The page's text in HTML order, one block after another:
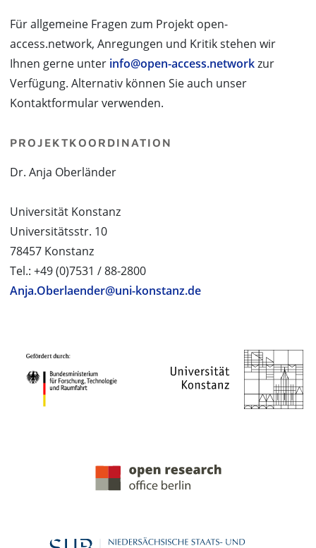
Für allgemeine Fragen zum Projekt open-
access.network, Anregungen und Kritik stehen wir
Ihnen gerne unter info@open-access.networkzur
Verfügung. Alternativ können Sie auch unser
Kontaktformular verwenden.
PROJEKTKOORDINATION
Dr. Anja Oberländer
Universität Konstanz
Universitätsstr. 10
78457 Konstanz
Tel.: +49 (0)7531 / 88-2800
Anja.Oberlaender@uni-konstanz.de